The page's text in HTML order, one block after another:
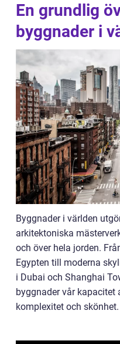
En grundlig
byggnader i
Byggnader i världen
arkitektoniska
och över hela jorden.
Egypten till moderna
i Dubai och Shanghai
byggnader vår kapacitet
komplexitet och skönhet.